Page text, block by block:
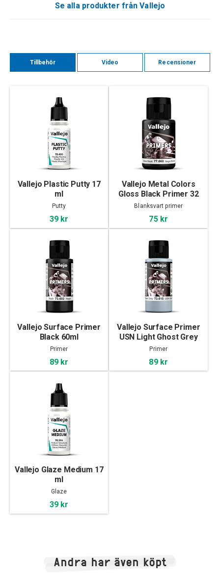
Se alla produkter från Vallejo
Tillbehör Video Recensioner
Vallejo Plastic Putty 17
ml
Putty
39 kr
Vallejo Metal Colors
Gloss Black Primer 32
ml
Blanksvart primer
75 kr
Vallejo Surface Primer
Black 60ml
Primer
89 kr
Vallejo Surface Primer
USN Light Ghost Grey
60ml
Primer
89 kr
Vallejo Glaze Medium 17
ml
Glaze
39 kr
Andra har även köpt